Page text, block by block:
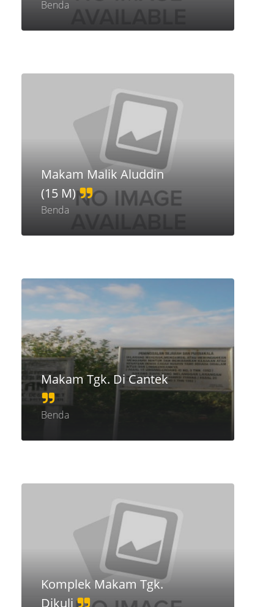
Benda
Makam Malik Aluddin
(15 M)
Benda
Makam Tgk. Di Cantek
Benda
Komplek Makam Tgk.
Dikuli